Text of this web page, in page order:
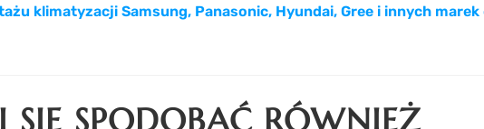
klimatyzacji Samsung, Panasonic, Hyundai, Gree i innych
SPODOBAĆ RÓWNIEŻ